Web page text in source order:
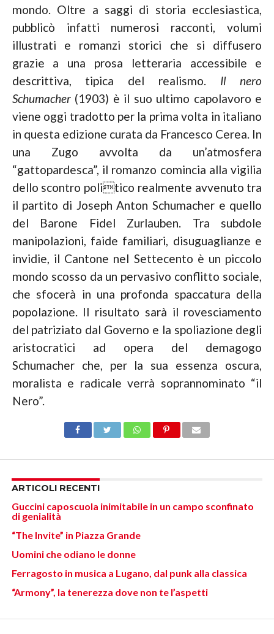
mondo. Oltre a saggi di storia ecclesiastica,
pubblicò infatti numerosi racconti, volumi
illustrati e romanzi storici che si diffusero
grazie a una prosa letteraria accessibile e
descrittiva, tipica del realismo. Il nero
Schumacher(1903) è il suo ultimo capolavoro e
viene oggi tradotto per la prima volta in italiano
in questa edizione curata da Francesco Cerea. In
una Zugo avvolta da un’atmosfera
“gattopardesca”, il romanzo comincia alla vigilia
dello scontro politico realmente avvenuto tra
il partito di Joseph Anton Schumacher e quello
del Barone Fidel Zurlauben. Tra subdole
manipolazioni, faide familiari, disuguaglianze e
invidie, il Cantone nel Settecento è un piccolo
mondo scosso da un pervasivo conflitto sociale,
che sfocerà in una profonda spaccatura della
popolazione. Il risultato sarà il rovesciamento
del patriziato dal Governo e la spoliazione degli
aristocratici ad opera del demagogo
Schumacher che, per la sua essenza oscura,
moralista e radicale verrà soprannominato “il
Nero”.
ARTICOLI RECENTI
Guccini caposcuola inimitabile in un campo sconfinato
di genialità
“The Invite” in Piazza Grande
Uomini che odiano le donne
Ferragosto in musica a Lugano, dal punk alla classica
“Armony”, la tenerezza dove non te l’aspetti